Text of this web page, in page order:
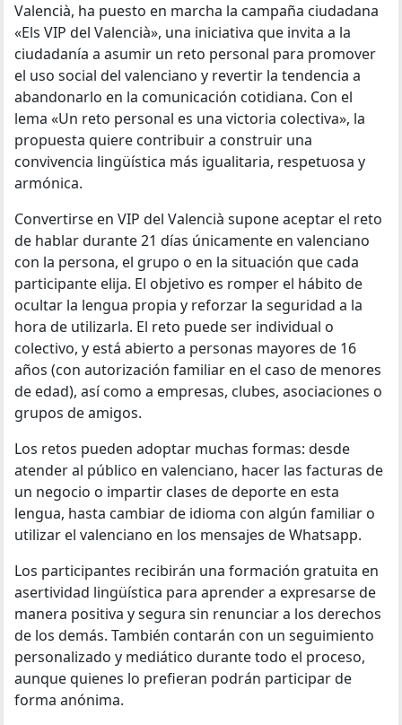
Valencià, ha puesto en marcha la campaña ciudadana
«Els VIP del Valencià», una iniciativa que invita a la
ciudadanía a asumir un reto personal para promover
el uso social del valenciano y revertir la tendencia a
abandonarlo en la comunicación cotidiana. Con el
lema «Un reto personal es una victoria colectiva», la
propuesta quiere contribuir a construir una
convivencia lingüística más igualitaria, respetuosa y
armónica.
Convertirse en VIP del Valencià supone aceptar el reto
de hablar durante 21 días únicamente en valenciano
con la persona, el grupo o en la situación que cada
participante elija. El objetivo es romper el hábito de
ocultar la lengua propia y reforzar la seguridad a la
hora de utilizarla. El reto puede ser individual o
colectivo, y está abierto a personas mayores de 16
años (con autorización familiar en el caso de menores
de edad), así como a empresas, clubes, asociaciones o
grupos de amigos.
Los retos pueden adoptar muchas formas: desde
atender al público en valenciano, hacer las facturas de
un negocio o impartir clases de deporte en esta
lengua, hasta cambiar de idioma con algún familiar o
utilizar el valenciano en los mensajes de Whatsapp.
Los participantes recibirán una formación gratuita en
asertividad lingüística para aprender a expresarse de
manera positiva y segura sin renunciar a los derechos
de los demás. También contarán con un seguimiento
personalizado y mediático durante todo el proceso,
aunque quienes lo prefieran podrán participar de
forma anónima.